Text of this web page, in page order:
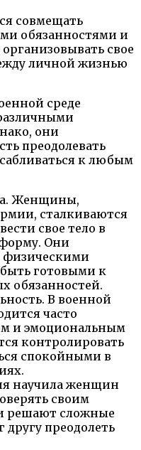
совмещать
обязанностями и
свое
личной жизнью
среде
они
преодолевать
к любым
Женщины,
сталкиваются
свое тело в
Они
физическими
готовыми к
обязанностей.
В военной
часто
и эмоциональным
контролировать
спокойными в
научила женщин
своим
решают сложные
другу преодолеть